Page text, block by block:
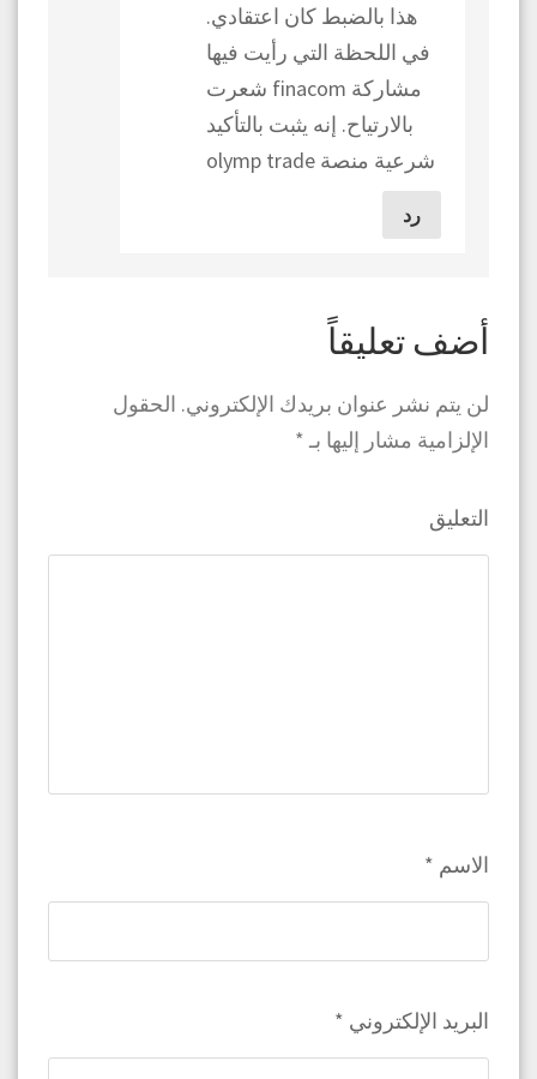
هذا بالضبط كان اعتقادي.
في اللحظة التي رأيت فيها
مشاركة finacom شعرت
بالارتياح. إنه يثبت بالتأكيد
شرعية منصة olymp trade
رد
أضف تعليقاً
لن يتم نشر عنوان بريدك الإلكتروني. الحقول
الإلزامية مشار إليها بـ*
التعليق
الاسم *
البريد الإلكتروني *